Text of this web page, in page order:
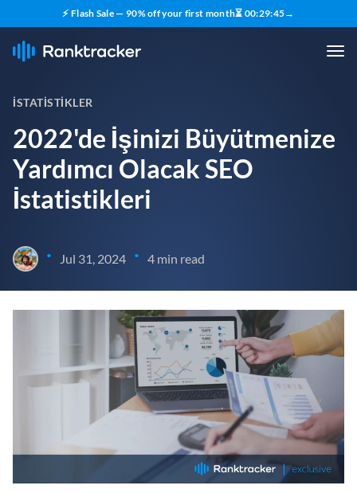
⚡ Flash Sale — 90% off your first month⏳ 00:29:44→
İSTATISTIKLER
2022'de İşinizi Büyütmenize
Yardımcı Olacak SEO
İstatistikleri
• Jul 31, 2024 • 4 min read